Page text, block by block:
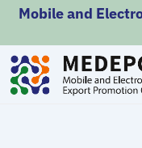
Skip
content
Mobile and